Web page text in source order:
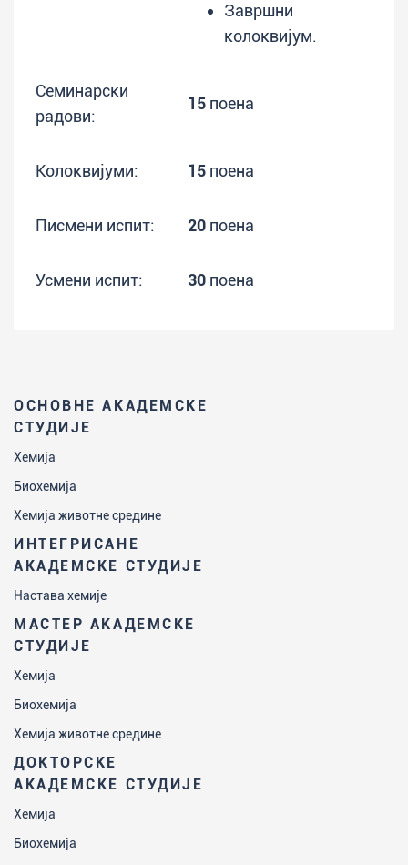
ОСНОВНЕ АКАДЕМСКЕ
СТУДИЈЕ
Хемија
Биохемија
Хемија животне средине
ИНТЕГРИСАНЕ
АКАДЕМСКЕ СТУДИЈЕ
Настава хемије
МАСТЕР АКАДЕМСКЕ
СТУДИЈЕ
Хемија
Биохемија
Хемија животне средине
ДОКТОРСКЕ
АКАДЕМСКЕ СТУДИЈЕ
Хемија
Биохемија
Завршни
колоквијум.
Семинарски
радови:
15 поена
Колоквијуми: 15 поена
Писмени испит: 20 поена
Усмени испит: 30 поена